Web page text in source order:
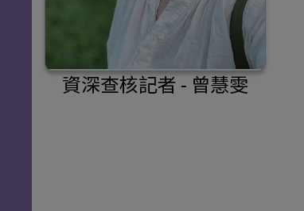
資深查核記者 - 曾慧雯